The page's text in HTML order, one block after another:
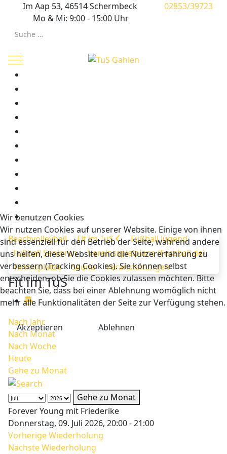
Im Aap 53, 46514 Schermbeck
02853/39723
Mo & Mi: 9:00 - 15:00 Uhr
Suchen
Mobile Menu Toggle
Beachvolleyball Fit im TuS
Fußball Jugend
Fußball Senioren
Vereinsspielpläne (Fussball.de)
Tennisplätze
Sauna Veranstaltungen
Fit im TuS
Nach Jahr
Nach Monat
Nach Woche
Heute
Gehe zu Monat
Gehe zu Monat
Forever Young mit Friederike
Donnerstag, 09. Juli 2026, 20:00 - 21:00
Vorherige Wiederholung
Nächste Wiederholung
Wir benutzen Cookies
Wir nutzen Cookies auf unserer Website. Einige von ihnen
sind essenziell für den Betrieb der Seite, während andere
uns helfen, diese Website und die Nutzererfahrung zu
verbessern (Tracking Cookies). Sie können selbst
entscheiden, ob Sie die Cookies zulassen möchten. Bitte
beachten Sie, dass bei einer Ablehnung womöglich nicht
mehr alle Funktionalitäten der Seite zur Verfügung stehen.
Akzeptieren Ablehnen